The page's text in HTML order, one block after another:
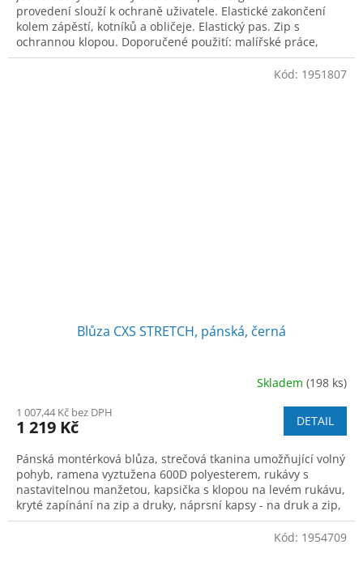
provedení slouží k ochraně uživatele. Elastické zakončení
kolem zápěstí, kotníků a obličeje. Elastický pas. Zip s
ochrannou klopou. Doporučené použití: malířské práce,
zemědělství, čisté prostory, f
Blůza CXS STRETCH, pánská, černá
Skladem (198 ks)
1 007,44 Kč bez DPH
1 219 Kč DETAIL
Pánská montérková blůza, strečová tkanina umožňující volný
pohyb, ramena vyztužena 600D polyesterem, rukávy s
nastavitelnou manžetou, kapsička s klopou na levém rukávu,
kryté zapínání na zip a druky, náprsní kapsy - na druk a zip,
boční kapsy na zip,
Kód: 1951807
Kód: 1954709